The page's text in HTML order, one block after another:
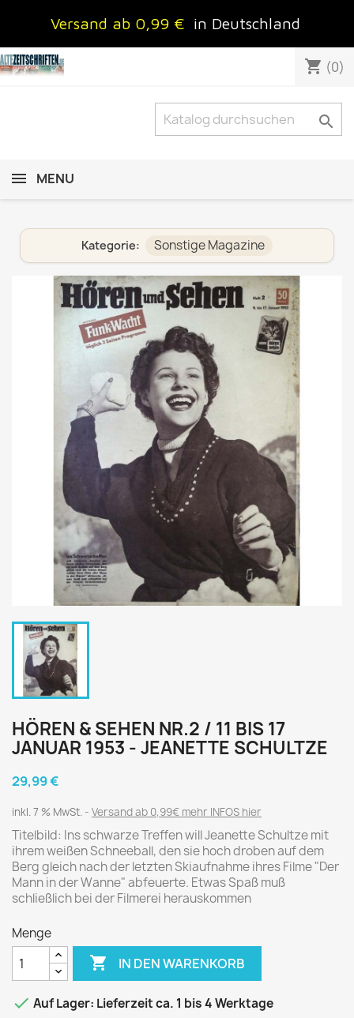
Versand ab 0,99 € in Deutschland
shopping_cart (0)

MENU
Kategorie: Sonstige Magazine
HÖREN & SEHEN NR.2 / 11 BIS 17
JANUAR 1953 - JEANETTE SCHULTZE
29,99 €
inkl. 7 % MwSt. Versand ab 0,99€ mehr INFOS hier
Titelbild: Ins schwarze Treffen will Jeanette Schultze mit
ihrem weißen Schneeball, den sie hoch droben auf dem
Berg gleich nach der letzten Skiaufnahme ihres Filme "Der
Mann in der Wanne" abfeuerte. Etwas Spaß muß
schließlich bei der Filmerei herauskommen
Menge
 IN DEN WARENKORB
 Auf Lager: Lieferzeit ca. 1 bis 4 Werktage